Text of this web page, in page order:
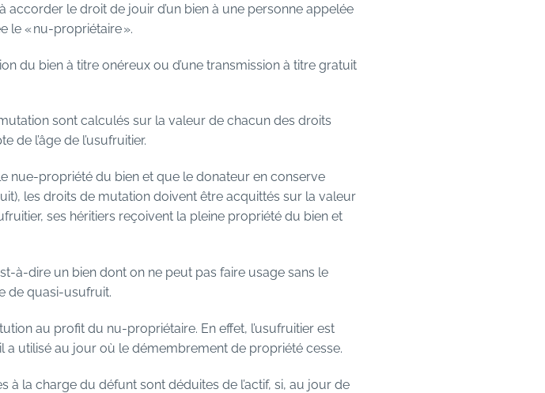
le droit de jouir d’un bien à une personne appelée
le « nu-propriétaire ».
du bien à titre onéreux ou d’une transmission à titre gratuit
sont calculés sur la valeur de chacun des droits
l’âge de l’usufruitier.
nue-propriété du bien et que le donateur en conserve
les droits de mutation doivent être acquittés sur la valeur
ses héritiers reçoivent la pleine propriété du bien et
à-dire un bien dont on ne peut pas faire usage sans le
de quasi-usufruit.
au profit du nu-propriétaire. En effet, l’usufruitier est
a utilisé au jour où le démembrement de propriété cesse.
la charge du défunt sont déduites de l’actif, si, au jour de